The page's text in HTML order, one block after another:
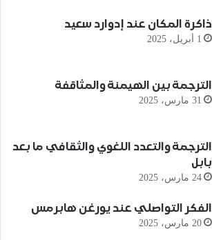
ذاكرة المكان عند إدوارد سعيد
1 أبريل، 2025
الترجمة بين الهيمنة والمثاقفة
31 مارس، 2025
الترجمة والتعدد اللغوي والثقافي ما بعد
بابل
24 مارس، 2025
الفكر التواصلي عند يورغن هابرمس
20 مارس، 2025